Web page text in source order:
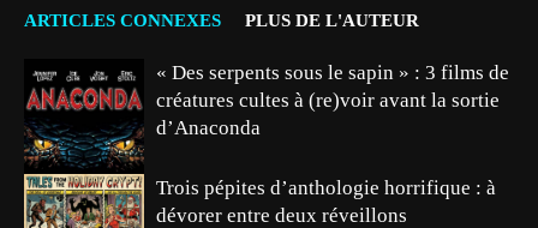
ARTICLES CONNEXES PLUS DE L'AUTEUR
« Des serpents sous le sapin » : 3 films de
créatures cultes à (re)voir avant la sortie
d’Anaconda
Trois pépites d’anthologie horrifique : à
dévorer entre deux réveillons